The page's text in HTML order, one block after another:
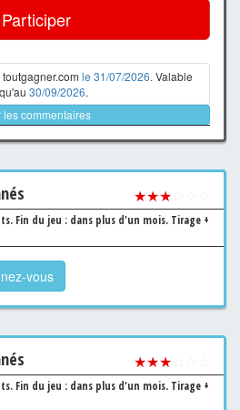
Participer
le 31/07/2026. Valable
30/09/2026.
les commentaires
★★★
Fin du jeu : dans plus d'un mois. Tirage +
vous
★★★
Fin du jeu : dans plus d'un mois. Tirage +